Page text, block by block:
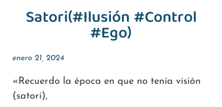
Satori(#Ilusión #Control
#Ego)
enero 21, 2024
«Recuerdo la época en que no tenía visión
(satori),